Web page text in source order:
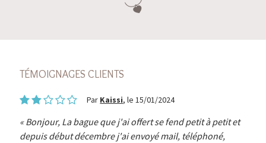
TÉMOIGNAGES CLIENTS
Par Kaissi, le 15/01/2024
Bonjour, La bague que j'ai offert se fend petit à petit et
depuis début décembre j'ai envoyé mail, téléphoné,